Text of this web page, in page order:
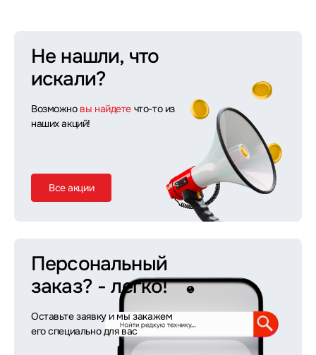
Не нашли, что
искали?
Возможно вы найдете что-то из
наших акций!
Все акции
Персональный
заказ? - легко!
Оставьте заявку и мы закажем
его специально для вас